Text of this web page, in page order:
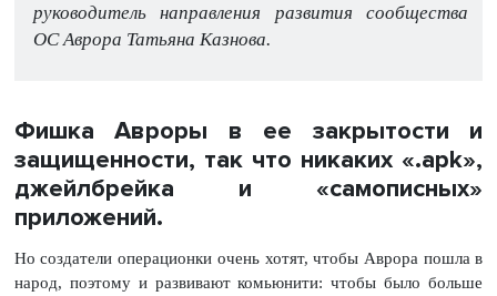
руководитель направления развития сообщества
ОС Аврора Татьяна Казнова.
Фишка Авроры в ее закрытости и
защищенности, так что никаких «.apk»,
джейлбрейка и «самописных»
приложений.
Но создатели операционки очень хотят, чтобы Аврора пошла в
народ, поэтому и развивают комьюнити: чтобы было больше